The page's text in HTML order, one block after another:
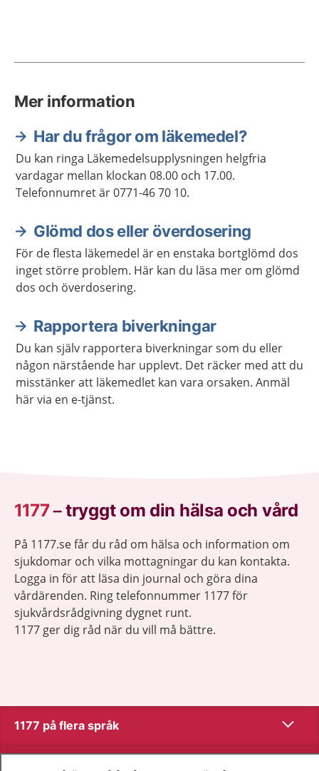
Mer information
Har du frågor om läkemedel?
Du kan ringa Läkemedelsupplysningen helgfria
vardagar mellan klockan 08.00 och 17.00.
Telefonnumret är 0771-46 70 10.
Glömd dos eller överdosering
För de flesta läkemedel är en enstaka bortglömd dos
inget större problem. Här kan du läsa mer om glömd
dos och överdosering.
Rapportera biverkningar
Du kan själv rapportera biverkningar som du eller
någon närstående har upplevt. Det räcker med att du
misstänker att läkemedlet kan vara orsaken. Anmäl
här via en e-tjänst.
1177–tryggt om din hälsa och vård
På 1177.se får du råd om hälsa och information om
sjukdomar och vilka mottagningar du kan kontakta.
Logga in för att läsa din journal och göra dina
vårdärenden. Ring telefonnummer 1177 för
sjukvårdsrådgivning dygnet runt.
1177 ger dig råd när du vill må bättre.
1177 på flera språk Visa
Visa